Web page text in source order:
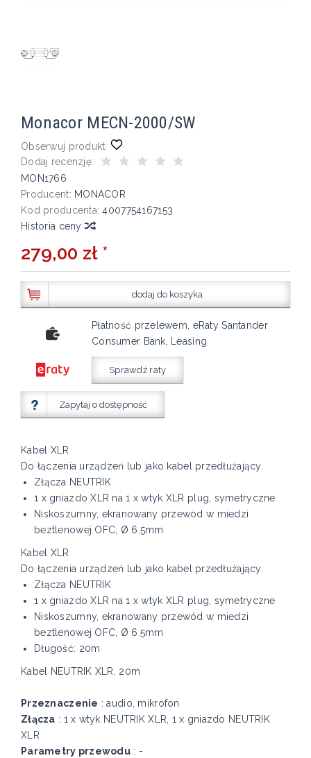
Monacor MECN-2000/SW
Obserwuj produkt:
Dodaj recenzję:
MON1766
Producent: MONACOR
Kod producenta: 4007754167153
Historia ceny
279,00 zł *
dodaj do koszyka
Płatność przelewem, eRaty Santander
Consumer Bank, Leasing
Sprawdź raty
Zapytaj o dostępność
Kabel XLR
Do łączenia urządzeń lub jako kabel przedłużający.
Złącza NEUTRIK
1 x gniazdo XLR na 1 x wtyk XLR plug, symetryczne
Niskoszumny, ekranowany przewód w miedzi
beztlenowej OFC, Ø 6.5mm
Kabel XLR
Do łączenia urządzeń lub jako kabel przedłużający.
Złącza NEUTRIK
1 x gniazdo XLR na 1 x wtyk XLR plug, symetryczne
Niskoszumny, ekranowany przewód w miedzi
beztlenowej OFC, Ø 6.5mm
Długość: 20m
Kabel NEUTRIK XLR, 20m
Przeznaczenie : audio, mikrofon
Złącza : 1 x wtyk NEUTRIK XLR, 1 x gniazdo NEUTRIK
XLR
Parametry przewodu : -